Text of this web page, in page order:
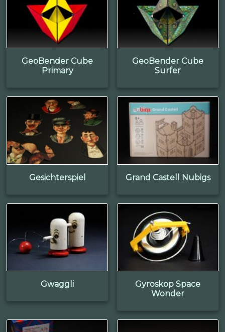
GeoBender Cube
Primary
GeoBender Cube
Surfer
Gesichterspiel Grand Castell Nubigs
Gwaggli
Gyroskop Space
Wonder